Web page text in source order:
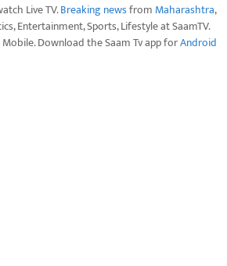
Live TV.Breaking newsfrom Maharashtra,
Entertainment, Sports, Lifestyle at SaamTV.
Download the Saam Tv app forAndroid